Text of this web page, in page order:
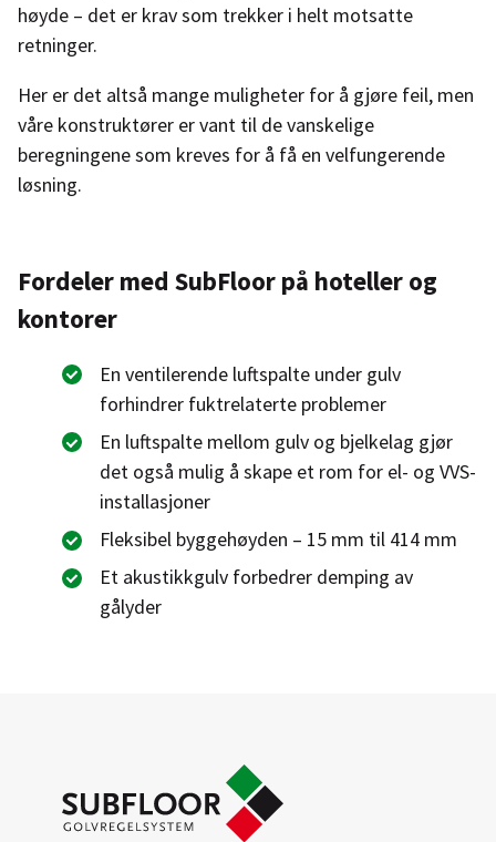
høyde – det er krav som trekker i helt motsatte
retninger.
Her er det altså mange muligheter for å gjøre feil, men
våre konstruktører er vant til de vanskelige
beregningene som kreves for å få en velfungerende
løsning.
Fordeler med SubFloor på hoteller og
kontorer
En ventilerende luftspalte under gulv
forhindrer fuktrelaterte problemer
En luftspalte mellom gulv og bjelkelag gjør
det også mulig å skape et rom for el- og VVS-
installasjoner
Fleksibel byggehøyden – 15 mm til 414 mm
Et akustikkgulv forbedrer demping av
gålyder